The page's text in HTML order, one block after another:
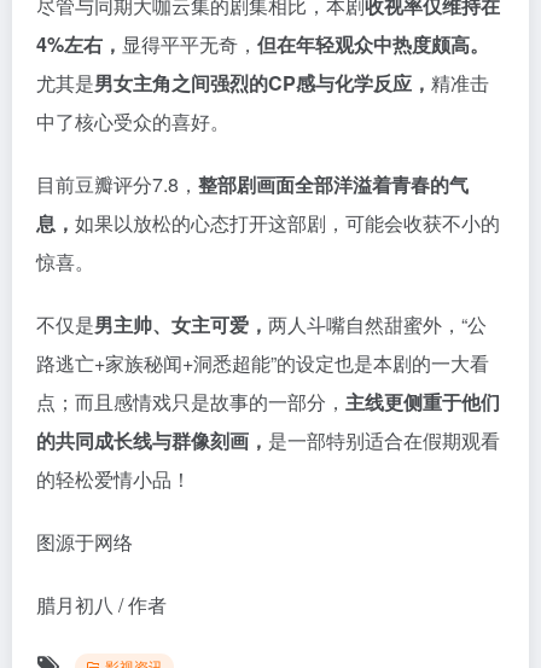
息，如果以放松的心态打开这部剧，可能会收获不小的
惊喜。
不仅是男主帅、女主可爱，
点；而且感情戏只是故事的一部分，主线更侧重于他们
的共同成长线与群像刻画， 是一部特别适合在假期观看
的轻松爱情小品！
图源于网络
腊月初八 / 作者
文章版权归作者所有，未经允许请勿转载。